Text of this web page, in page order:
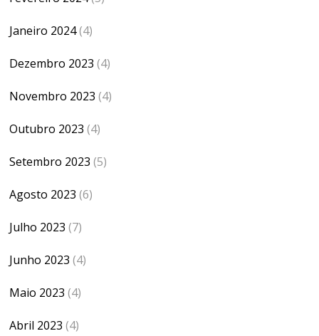
Janeiro 2024(4)
Dezembro 2023 (4)
Novembro 2023 (4)
Outubro 2023 (4)
Setembro 2023 (5)
Agosto 2023 (6)
Julho 2023 (7)
Junho 2023 (4)
Maio 2023 (4)
Abril 2023 (4)